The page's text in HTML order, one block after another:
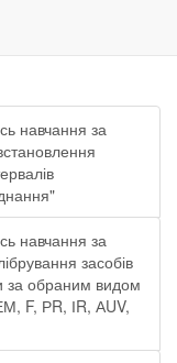
навчання за
навчання за
засобів
за обраним видом
F, РR, ІR, АUV,